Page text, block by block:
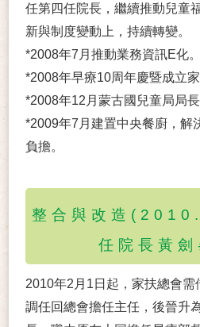
任第四任院長，繼續推動兒童
新與制度變動上，持續轉變。
*2008年7月推動業務資訊E化。
*2008年早療10周年慶暨成立
*2008年12月蒙古國兒童局局長
*2009年7月建置中央餐廚，解
負擔。
整合與改造
任院長黃劍
2010年2月1日起，家扶總會需
調任回總會擔任主任，後晉升